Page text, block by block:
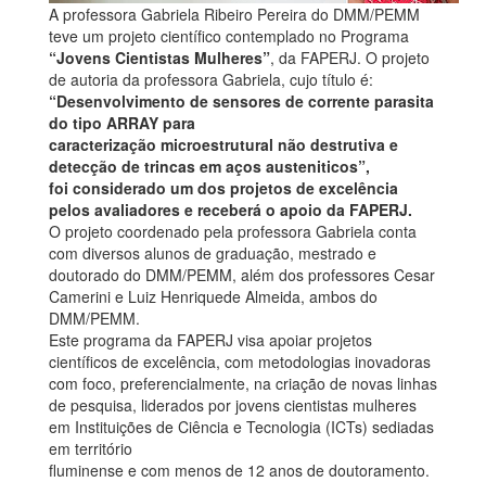
A professora Gabriela Ribeiro Pereira do DMM/PEMM
teve um projeto científico contemplado no Programa
“Jovens Cientistas Mulheres”, da FAPERJ. O projeto
de autoria da professora Gabriela, cujo título é:
“Desenvolvimento de sensores de corrente parasita
do tipo ARRAY para
caracterização microestrutural não destrutiva e
detecção de trincas em aços austeniticos”,
foi considerado um dos projetos de excelência
pelos avaliadores e receberá o apoio da FAPERJ.
O projeto coordenado pela professora Gabriela conta
com diversos alunos de graduação, mestrado e
doutorado do DMM/PEMM, além dos professores Cesar
Camerini e Luiz Henriquede Almeida, ambos do
DMM/PEMM.
Este programa da FAPERJ visa apoiar projetos
científicos de excelência, com metodologias inovadoras
com foco, preferencialmente, na criação de novas linhas
de pesquisa, liderados por jovens cientistas mulheres
em Instituições de Ciência e Tecnologia (ICTs) sediadas
em território
fluminense e com menos de 12 anos de doutoramento.